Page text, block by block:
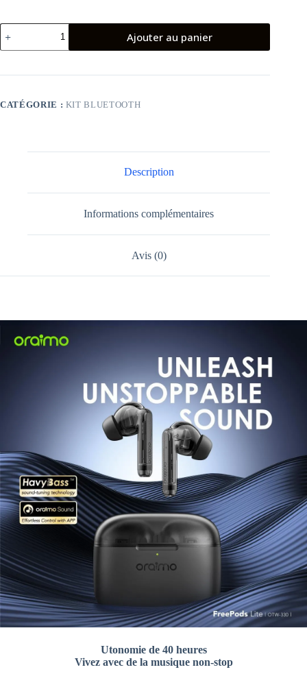
quantité
de
tws
oraimo
Ajouter au panier
CATÉGORIE : KIT BLUETOOTH
Description
Informations complémentaires
Avis (0)
Utonomie de 40 heures
Vivez avec de la musique non-stop